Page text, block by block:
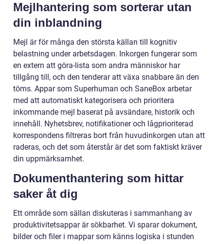
Mejlhantering som sorterar utan
din inblandning
Mejl är för många den största källan till kognitiv
belastning under arbetsdagen. Inkorgen fungerar som
en extern att göra-lista som andra människor har
tillgång till, och den tenderar att växa snabbare än den
töms. Appar som Superhuman och SaneBox arbetar
med att automatiskt kategorisera och prioritera
inkommande mejl baserat på avsändare, historik och
innehåll. Nyhetsbrev, notifikationer och lågprioriterad
korrespondens filtreras bort från huvudinkorgen utan att
raderas, och det som återstår är det som faktiskt kräver
din uppmärksamhet.
Dokumenthantering som hittar
saker åt dig
Ett område som sällan diskuteras i sammanhang av
produktivitetsappar är sökbarhet. Vi sparar dokument,
bilder och filer i mappar som känns logiska i stunden